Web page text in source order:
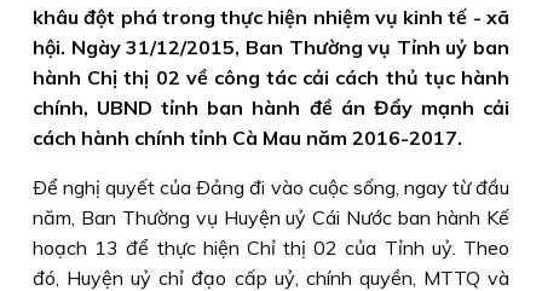
khâu đột phá trong thực hiện nhiệm vụ kinh tế - xã
hội. Ngày 31/12/2015, Ban Thường vụ Tỉnh uỷ ban
hành Chị thị 02 về công tác cải cách thủ tục hành
chính, UBND tỉnh ban hành đề án Đẩy mạnh cải
cách hành chính tỉnh Cà Mau năm 2016-2017.
Ðể nghị quyết của Ðảng đi vào cuộc sống, ngay từ đầu
năm, Ban Thường vụ Huyện uỷ Cái Nước ban hành Kế
hoạch 13 để thực hiện Chỉ thị 02 của Tỉnh uỷ. Theo
đó, Huyện uỷ chỉ đạo cấp uỷ, chính quyền, MTTQ và